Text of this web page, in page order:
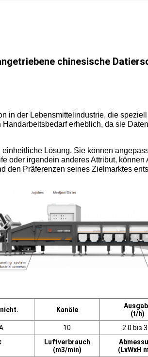
chinesische
in der Lebensmittelindustrie, die
erheblich, da sie
Lösung. Sie können
oder irgendein anderes Attribut,
den Präferenzen seines Zielmarktes
Kanäle
(t/h)
10 2.0 bis
Luftverbrauch
(m3/min)
(LxWxH